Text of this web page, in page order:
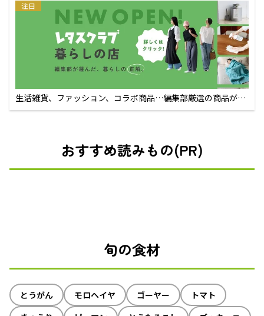
注目
生活雑貨、ファッション、コラボ商品…編集部厳選の商品が買
えるECサイト
おすすめ読みもの(PR)
旬の食材
とうがん モロヘイヤ ゴーヤー
トマト